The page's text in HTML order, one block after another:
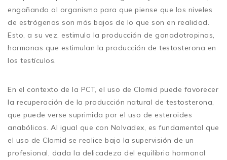
engañando al organismo para que piense que los niveles
de estrógenos son más bajos de lo que son en realidad.
Esto, a su vez, estimula la producción de gonadotropinas,
hormonas que estimulan la producción de testosterona en
los testículos.
En el contexto de la PCT, el uso de Clomid puede favorecer
la recuperación de la producción natural de testosterona,
que puede verse suprimida por el uso de esteroides
anabólicos. Al igual que con Nolvadex, es fundamental que
el uso de Clomid se realice bajo la supervisión de un
profesional, dada la delicadeza del equilibrio hormonal